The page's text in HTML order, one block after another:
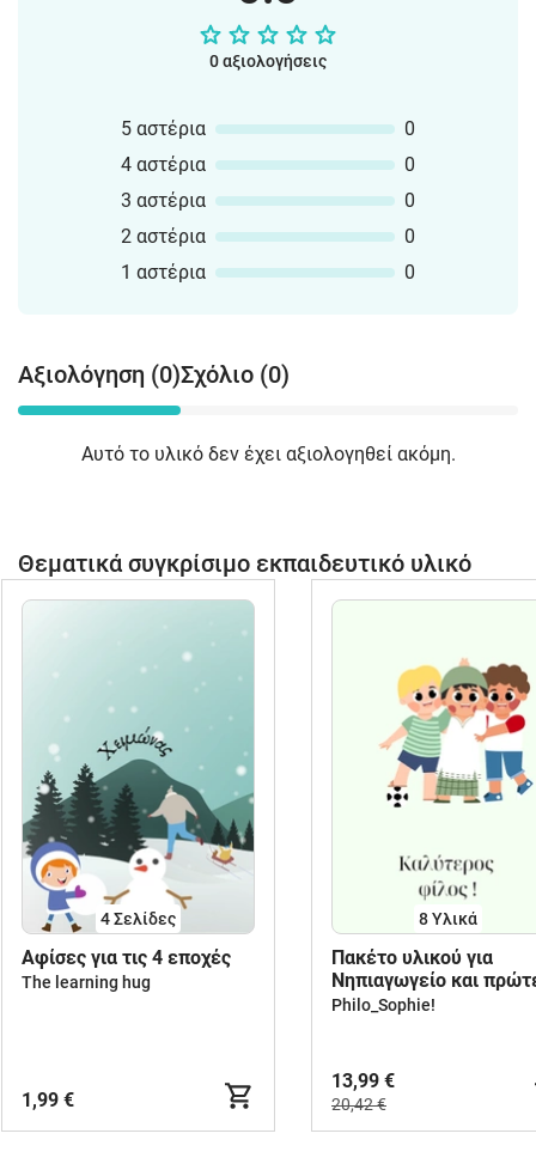
0 αξιολογήσεις
5 αστέρια
0
4 αστέρια
0
3 αστέρια
0
2 αστέρια
0
1 αστέρια
0
Αξιολόγηση (0)Σχόλιο (0)
Αυτό το υλικό δεν έχει αξιολογηθεί ακόμη.
Θεματικά συγκρίσιμο εκπαιδευτικό υλικό
4Σελίδες
Aφίσες για τις 4 εποχές
The learning hug
1,99 €
8 Υλικά
Πακέτο υλικού για
Νηπιαγωγείο και
τάξεις Δημοτικού.
Philo_Sophie!
13,99 €
20,42 €